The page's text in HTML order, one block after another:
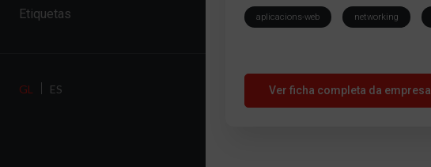
Etiquetas
GL ES
aplicacions-web networking
Ver ficha completa da empresa